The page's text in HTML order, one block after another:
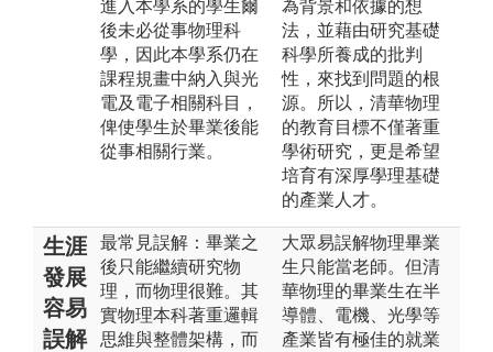
進入本學系的學生爾
後未必從事物理科
學，因此本學系仍在
課程規畫中納入與光
電及電子相關科目，
俾使學生於畢業後能
從事相關行業。
為背景和依據的想
法，並藉由研究基礎
科學所養成的批判
性，來找到問題的根
源。所以，清華物理
的教育目標不僅著重
學術研究，更是希望
培育有深厚學理基礎
的產業人才。
生涯
發展
容易
誤解
最常見誤解：畢業之
後只能繼續研究物
理，而物理很難。其
實物理本科著重邏輯
思維與整體架構，而
大眾易誤解物理畢業
生只能當老師。但清
華物理的畢業生在半
導體、電機、光學等
產業皆有極佳的就業